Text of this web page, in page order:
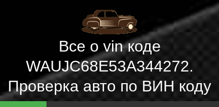
Все о vin коде
WAUJC68E53A344272.
Проверка авто по ВИН коду